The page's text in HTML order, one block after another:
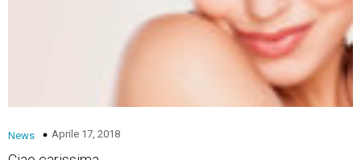
News Aprile 17, 2018